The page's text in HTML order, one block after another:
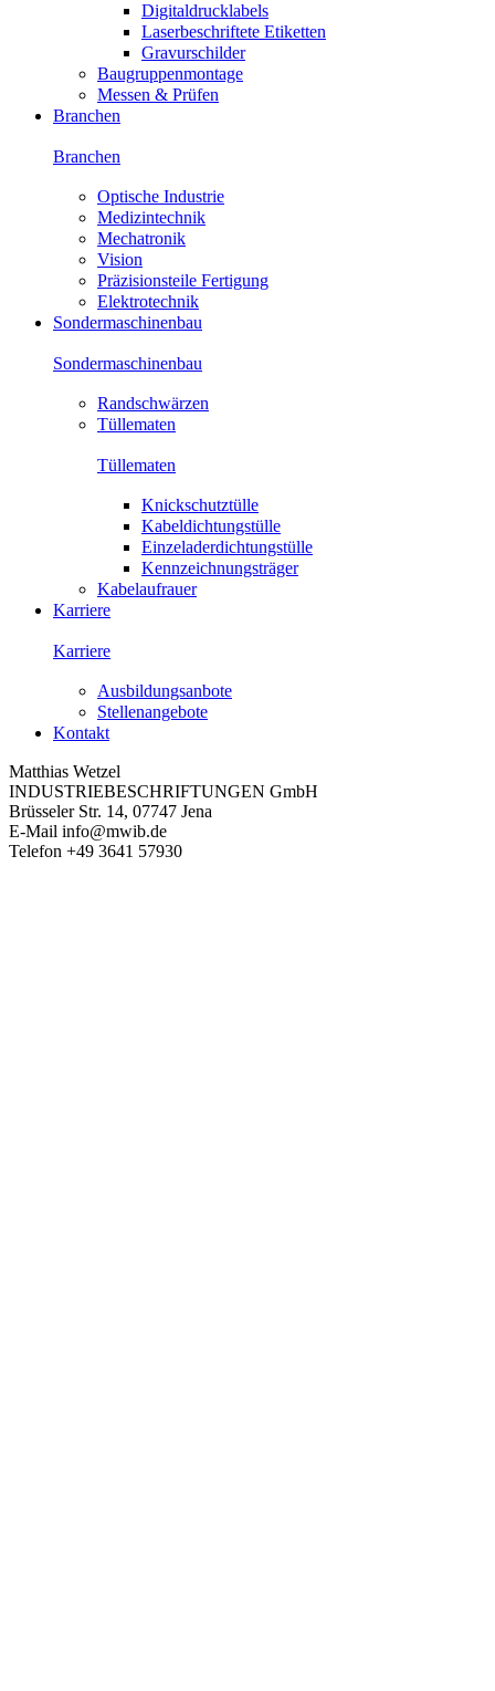
Digitaldrucklabels
Laserbeschriftete Etiketten
Gravurschilder
Baugruppenmontage
Messen & Prüfen
Branchen
Branchen
Optische Industrie
Medizintechnik
Mechatronik
Vision
Präzisionsteile Fertigung
Elektrotechnik
Sondermaschinenbau
Sondermaschinenbau
Randschwärzen
Tüllematen
Tüllematen
Knickschutztülle
Kabeldichtungstülle
Einzeladerdichtungstülle
Kennzeichnungsträger
Kabelaufrauer
Karriere
Karriere
Ausbildungsanbote
Stellenangebote
Kontakt
Matthias Wetzel
INDUSTRIEBESCHRIFTUNGEN GmbH
Brüsseler Str. 14, 07747 Jena
E-Mail info@mwib.de
Telefon +49 3641 57930